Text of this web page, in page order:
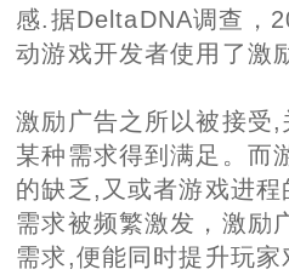
感.据DeltaDNA调查，
动游戏开发者使用了激
激励广告之所以被接受
某种需求得到满足。而
的缺乏,又或者游戏进
需求被频繁激发，激励
需求,便能同时提升玩